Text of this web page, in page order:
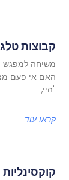
קבוצות
משיחה למפגש:
האם אי פעם
"היי,
קראו עוד